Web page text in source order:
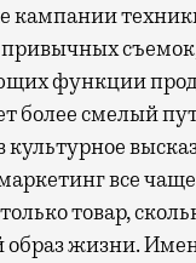
привычных
функции
более смелый
культурное
все
товар,
жизни.